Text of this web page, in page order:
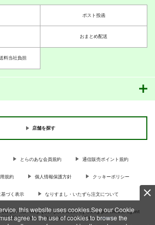
this website uses cookies.See our Cookie
agree to the use of cookies to browse the
ポスト投函
おまとめ配送
料当社負担
店舗を探す
とらのあな会員規約 通信販売ポイント規約
規約 個人情報保護方針 クッキーポリシー
づく表示 なりすまし・いたずら注文について
you can ship your purchases by using purchases agent
Click {more…} for more information …more